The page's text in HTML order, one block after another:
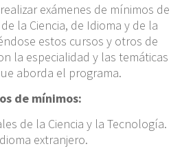
exámenes de mínimos de
la Ciencia, de Idioma y de la
estos cursos y otros de
la especialidad y las temáticas
aborda el programa.
de mínimos:
de la Ciencia y la Tecnología.
extranjero.